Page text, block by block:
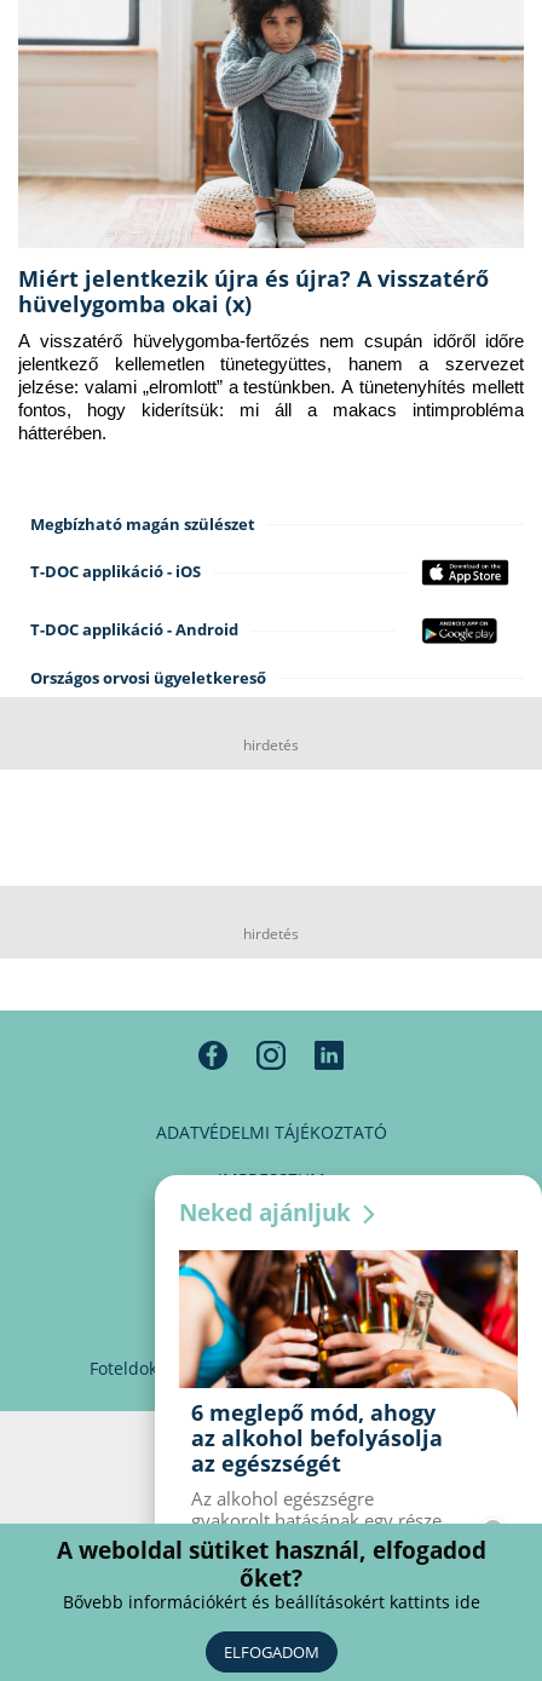
Miért jelentkezik újra és újra? A visszatérő
hüvelygomba okai (x)
A visszatérő hüvelygomba-fertőzés nem csupán időről időre
jelentkező kellemetlen tünetegyüttes, hanem a szervezet
jelzése: valami „elromlott” a testünkben. A tünetenyhítés mellett
fontos, hogy kiderítsük: mi áll a makacs intimprobléma
hátterében.
Megbízható magán szülészet
T-DOC applikáció - iOS
T-DOC applikáció - Android
Országos orvosi ügyeletkereső
hirdetés
hirdetés
ADATVÉDELMI TÁJÉKOZTATÓ
IMPRESSZUM
MÉDIAAJÁNLAT
PARTNEREINK
KAPCSOLAT
Foteldoki info@foteldoki.hu Süti beállítások
Neked ajánljuk
6 meglepő mód, ahogy
az alkohol befolyásolja
az egészségét
Az alkohol egészségre
gyakorolt ​​hatásának egy része
jól ismert, mások azonban
meglepők lehetnek. Van hat
kevésbé ismert hatás, amelyet
az alkohol gyakorol a
szervezetre.
A weboldal sütiket használ, elfogadod
őket?
Bővebb információkért és beállításokért kattints ide
ELFOGADOM